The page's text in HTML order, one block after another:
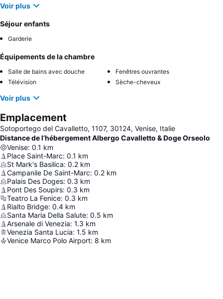
Voir plus
Séjour enfants
Garderie
Équipements de la chambre
Salle de bains avec douche
Fenêtres ouvrantes
Télévision
Sèche-cheveux
Voir plus
Emplacement
Sotoportego del Cavalletto, 1107, 30124, Venise, Italie
Distance de l’hébergement Albergo Cavalletto & Doge Orseolo
Venise: 0.1 km
Place Saint-Marc: 0.1 km
St Mark's Basilica: 0.2 km
Campanile De Saint-Marc: 0.2 km
Palais Des Doges: 0.3 km
Pont Des Soupirs: 0.3 km
Teatro La Fenice: 0.3 km
Rialto Bridge: 0.4 km
Santa Maria Della Salute: 0.5 km
Arsenale di Venezia: 1.3 km
Venezia Santa Lucia: 1.5 km
Venice Marco Polo Airport: 8 km